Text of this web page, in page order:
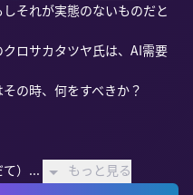
それが実態のないものだと
クロサカタツヤ氏は、AI需要
の時、何をすべきか？
）...
もっと見る